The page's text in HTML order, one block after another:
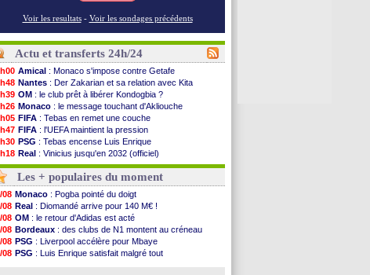
Voir les resultats - Voir les sondages précédents
Actu et transferts 24h/24
Amical : Monaco s'impose contre Getafe
Nantes : Der Zakarian et sa relation avec Kita
OM : le club prêt à libérer Kondogbia ?
Monaco : le message touchant d'Akliouche
FIFA : Tebas en remet une couche
FIFA : l'UEFA maintient la pression
PSG : Tebas encense Luis Enrique
Real : Vinicius jusqu'en 2032 (officiel)
Lyon: Mangala va rejoindre Getafe
OM: une offre refusée pour Aguerd
Real: c'est confirmé pour Vinicius
Troyes : Junior Diaz jusqu'en 2030 (officiel)
PSG : Akliouche a signé (officiel)
OM : une offre pour Bulka
PSG: contrat signé pour Akliouche
Ouganda: Owori battu à mort à Kampala
Arsenal: Arteta veut créer une dynastie
Les + populaires du moment
08 Monaco : Pogba pointé du doigt
08 Real : Diomandé arrive pour 140 M€ !
08 OM : le retour d'Adidas est acté
08 Bordeaux : des clubs de N1 montent au créneau
08 PSG : Liverpool accélère pour Mbaye
08 PSG : Luis Enrique satisfait malgré tout